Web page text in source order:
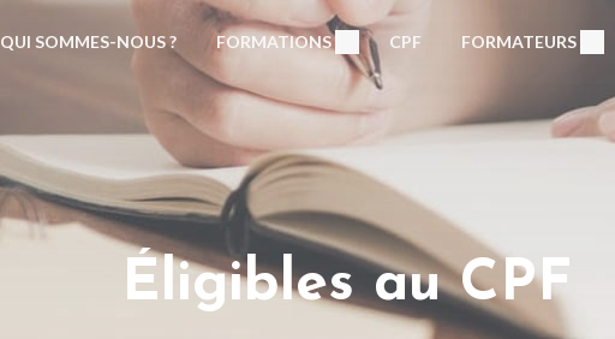
QUI SOMMES-NOUS ? FORMATIONS CPF FORMATEURS
Éligibles au CPF